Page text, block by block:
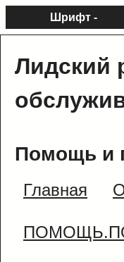
Шрифт -
Лидский
Помощь и
Главная